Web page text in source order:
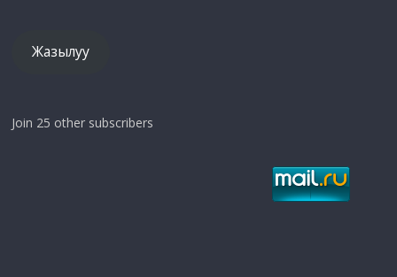
Жазылуу
Join 25 other subscribers